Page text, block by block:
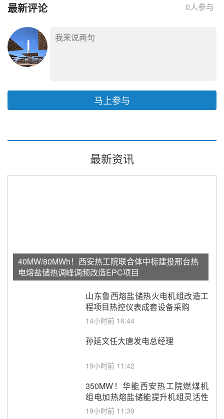
最新评论 0人参与
马上参与
最新资讯
40MW/80MWh！西安热工院联合体中标建投邢台热
电熔盐储热调峰调频改造EPC项目
山东鲁西熔盐储热火电机组改造工
程项目热控仪表成套设备采购
14小时前 16:44
孙延文任大唐发电总经理
19小时前 11:42
350MW！华能西安热工院燃煤机
组电加热熔盐储能提升机组灵活性
改造项目初步设计第三方评审服务
19小时前 11:39